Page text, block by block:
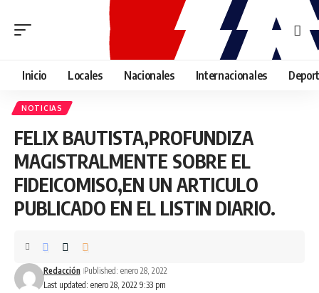
Inicio Locales Nacionales Internacionales
NOTICIAS
FELIX BAUTISTA,PROFUNDIZA
MAGISTRALMENTE SOBRE EL
FIDEICOMISO,EN UN ARTICULO
PUBLICADO EN EL LISTIN DIARIO.
Last updated: enero 28, 2022 9:33 pm
Redacción Published: enero 28, 2022